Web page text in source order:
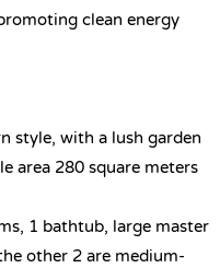
clean energy
style, with a lush garden
area 280 square meters
1 bathtub, large master
other 2 are medium-